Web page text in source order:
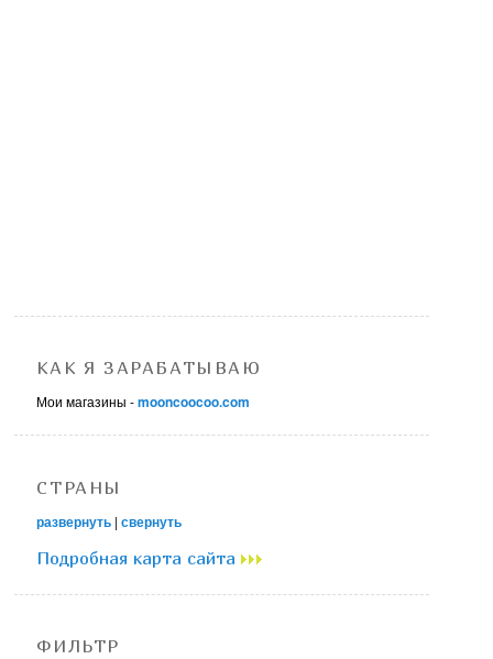
КАК Я ЗАРАБАТЫВАЮ
Мои магазины -mooncoocoo.com
СТРАНЫ
развернуть |свернуть
Подробная карта сайта
ФИЛЬТР